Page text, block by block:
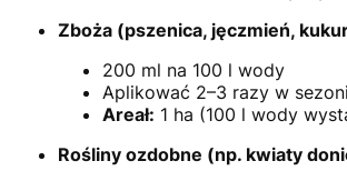
Zboża (pszenica, jęczmień,
200 ml na 100 l wody
Aplikować 2–3 razy w
Areał: 1 ha (100 l wody
Rośliny ozdobne (np. kwiaty